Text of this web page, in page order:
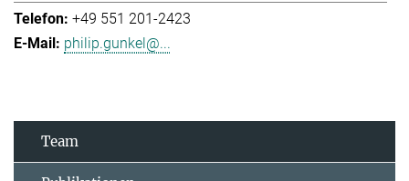
+49 551 201-2423
philip.gunkel@...
Team